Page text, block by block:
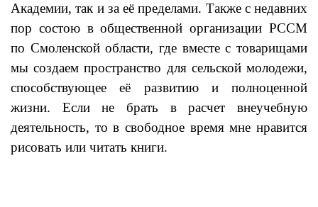
Академии, так и за её пределами. Также с недавних
пор состою в общественной организации РССМ
по Смоленской области, где вместе с товарищами
мы создаем пространство для сельской молодежи,
способствующее её развитию и полноценной
жизни. Если не брать в расчет внеучебную
деятельность, то в свободное время мне нравится
рисовать или читать книги.